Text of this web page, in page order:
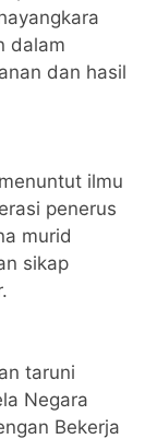
dalam
dan hasil
ilmu
penerus
murid
sikap
taruni
Negara
Bekerja